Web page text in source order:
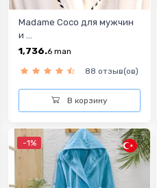
Madame Coco для мужчин
и ...
1,736.6 man
88 отзыв(ов)
В корзину
-1%